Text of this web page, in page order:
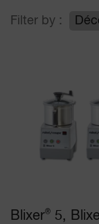
Filter by :
Blixer® 5,